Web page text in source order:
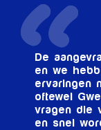
De
en we
ervaringen
oftewel
vragen die
en snel